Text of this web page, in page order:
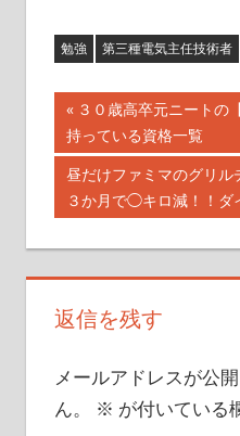
勉強 第三種電気主任技術者
投
稿
ナ
ビ
ゲ
ー
シ
ョ
前
の
記
事:
３０歳高卒元ニートの
持っている資格一覧
次
の
記
事:
昼だけファミマのグリ
３か月で◯キロ減！！ダ
返信を残す
メールアドレスが公
ん。
※ が付いている